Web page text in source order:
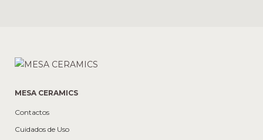
MESA CERAMICS
Contactos
Cuidados de Uso